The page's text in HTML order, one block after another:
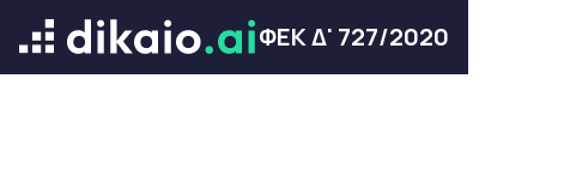
ΦΕΚ Δ' 727/2020